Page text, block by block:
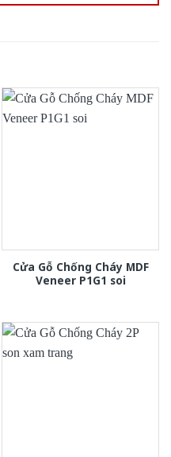
Cửa Gỗ Chống Cháy MDF
Veneer P1G1 soi